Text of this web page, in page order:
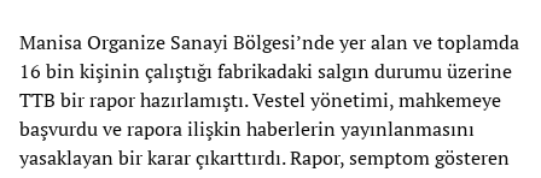
Manisa Organize Sanayi Bölgesi’nde yer alan ve toplamda
16 bin kişinin çalıştığı fabrikadaki salgın durumu üzerine
TTB bir rapor hazırlamıştı. Vestel yönetimi, mahkemeye
başvurdu ve rapora ilişkin haberlerin yayınlanmasını
yasaklayan bir karar çıkarttırdı. Rapor, semptom gösteren